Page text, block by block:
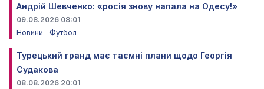
Андрій Шевченко: «росія знову напала на Одесу!»
09.08.2026 08:01
Новини
Футбол
Турецький гранд має таємні плани щодо Георгія
Судакова
08.08.2026 20:01